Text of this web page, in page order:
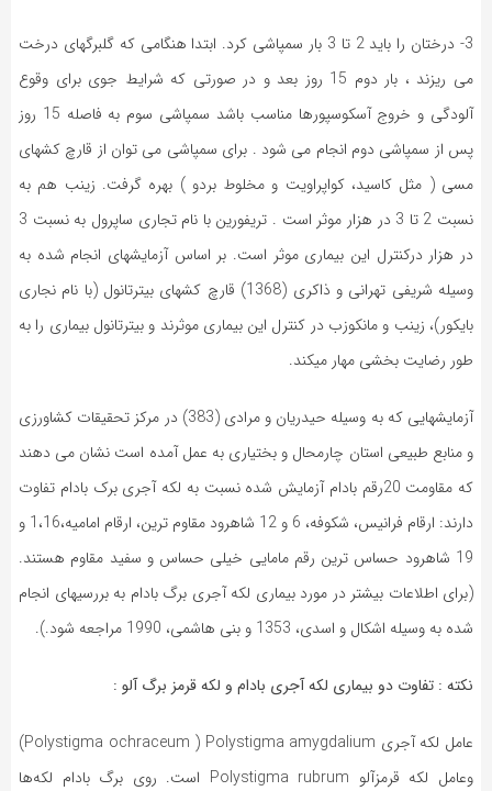
3- درختان را باید 2 تا 3 بار سمپاشی کرد. ابتدا هنگامی که گلبرگهای درخت
می ریزند ، بار دوم 15 روز بعد و در صورتی که شرایط جوی برای وقوع
آلودگی و خروج آسکوسپورها مناسب باشد سمپاشی سوم به فاصله 15 روز
پس از سمپاشی دوم انجام می شود . برای سمپاشی می توان از قارچ کشهای
مسی ( مثل کاسید، کواپراویت و مخلوط بردو ) بهره گرفت. زینب هم به
نسبت 2 تا 3 در هزار موثر است . تریفورین با نام تجاری ساپرول به نسبت 3
در هزار درکنترل این بیماری موثر است. بر اساس آزمایشهای انجام شده به
وسیله شریفی تهرانی و ذاکری (1368) قارچ کشهای بیترتانول (با نام نجاری
بایکور)، زینب و مانکوزب در کنترل این بیماری موثرند و بیترتانول بیماری را به
طور رضایت بخشی مهار می­کند.
آزمایشهایی که به وسیله حیدریان و مرادی (383) در مرکز تحقیقات کشاورزی
و منابع طبیعی استان چارمحال و بختیاری به عمل آمده است نشان می دهند
که مقاومت 20رقم بادام آزمایش شده نسبت به لکه آجری برک بادام تفاوت
دارند: ارقام فرانیس، شکوفه، 6 و 12 شاهرود مقاوم ترین، ارقام امامیه،1،16 و
19 شاهرود حساس ترین رقم مامایی خیلی حساس و سفید مقاوم هستند.
(برای اطلاعات بیشتر در مورد بیماری لکه آجری برگ بادام به بررسیهای انجام
شده به وسیله اشکال و اسدی، 1353 و بنی هاشمی، 1990 مراجعه شود.).
نکته : تفاوت دو بیماری لکه آجری بادام و لکه قرمز برگ آلو :
عامل لكه آجری Polystigma ochraceum ) Polystigma amygdalium)
وعامل لكه قرمزآلو Polystigma rubrum است. روی برگ بادام لكه‌ها